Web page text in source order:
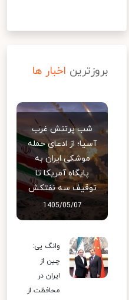
بروزترین اخبار ها
شب پرتنش غرب
آسیا؛ از ادعای حمله
موشکی ایران به
پایگاه آمریکا تا
توقیف سه نفتکش
1405/05/07
وانگ یی:
چین از
ایران در
محافظت از